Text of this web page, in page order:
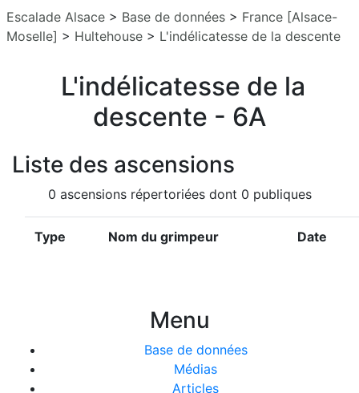
Escalade Alsace > Base de données > France [Alsace-
Moselle] > Hultehouse > L'indélicatesse de la descente
L'indélicatesse de la
descente - 6A
Liste des ascensions
0 ascensions répertoriées dont 0 publiques
Type Nom du grimpeur Date
Menu
Base de données
Médias
Articles